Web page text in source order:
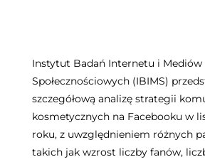
Instytut Badań Internetu i Mediów
Społecznościowych (IBIMS)
szczegółową analizę strategii
kosmetycznych na Facebooku w
roku, z uwzględnieniem różnych
takich jak wzrost liczby fanów,